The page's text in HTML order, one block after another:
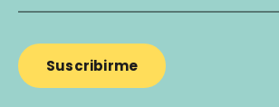
Suscribirme